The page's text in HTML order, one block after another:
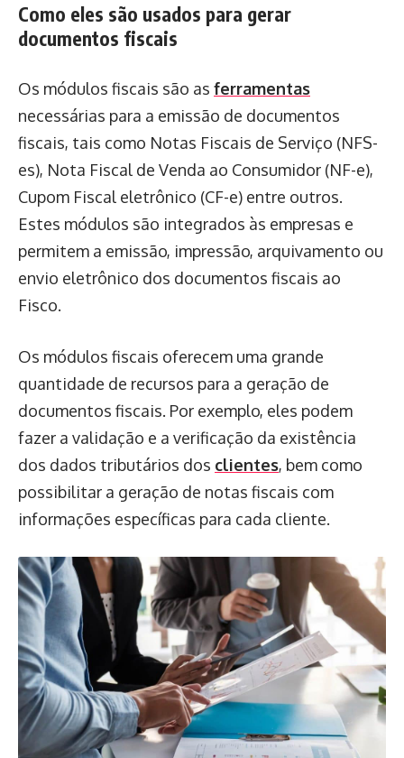
Como eles são usados para gerar
documentos fiscais
Os módulos fiscais são as ferramentas
necessárias para a emissão de documentos
fiscais, tais como Notas Fiscais de Serviço (NFS-
es), Nota Fiscal de Venda ao Consumidor (NF-e),
Cupom Fiscal eletrônico (CF-e) entre outros.
Estes módulos são integrados às empresas e
permitem a emissão, impressão, arquivamento ou
envio eletrônico dos documentos fiscais ao
Fisco.
Os módulos fiscais oferecem uma grande
quantidade de recursos para a geração de
documentos fiscais. Por exemplo, eles podem
fazer a validação e a verificação da existência
dos dados tributários dos clientes, bem como
possibilitar a geração de notas fiscais com
informações específicas para cada cliente.